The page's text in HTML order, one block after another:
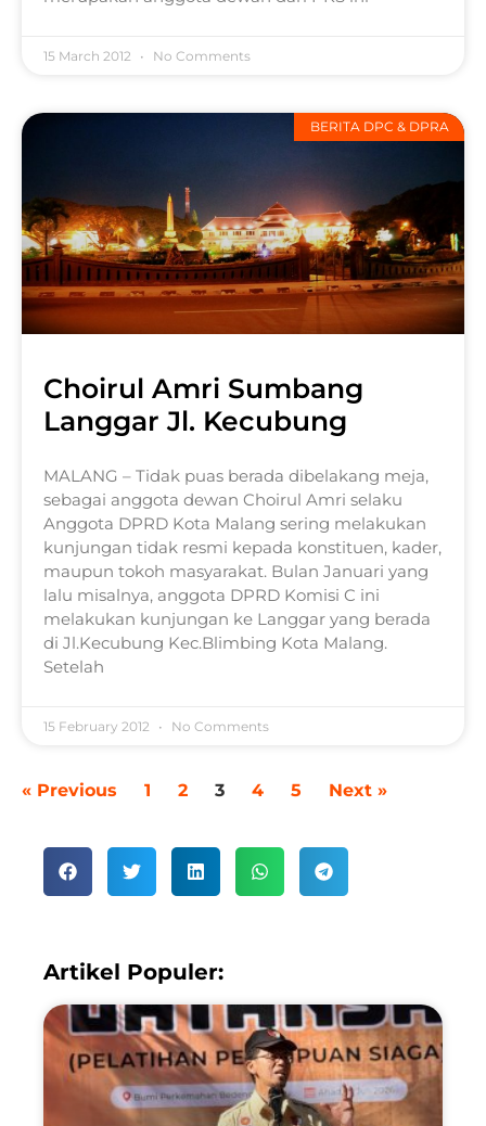
15 March 2012 No Comments
BERITA DPC & DPRA
Choirul Amri Sumbang
Langgar Jl. Kecubung
MALANG – Tidak puas berada dibelakang meja,
sebagai anggota dewan Choirul Amri selaku
Anggota DPRD Kota Malang sering melakukan
kunjungan tidak resmi kepada konstituen, kader,
maupun tokoh masyarakat. Bulan Januari yang
lalu misalnya, anggota DPRD Komisi C ini
melakukan kunjungan ke Langgar yang berada
di Jl.Kecubung Kec.Blimbing Kota Malang.
Setelah
15 February 2012 No Comments
« Previous 1 2 3 4 5 Next »
Artikel Populer: